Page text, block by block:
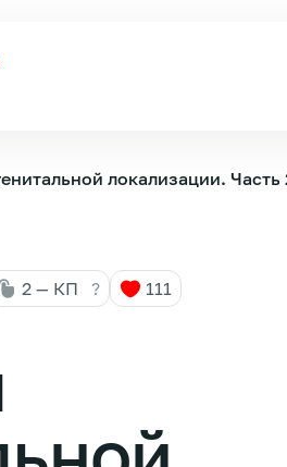
локализации. Часть
2 — КП ? 111